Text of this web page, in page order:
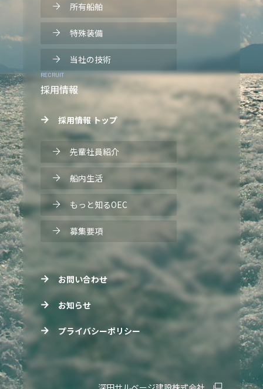
所有船舶
特殊装備
当社の技術
RECRUIT
採用情報
採用情報 トップ
先輩社員紹介
船内生活
もっと知るOEC
募集要項
お問い合わせ
お知らせ
プライバシーポリシー